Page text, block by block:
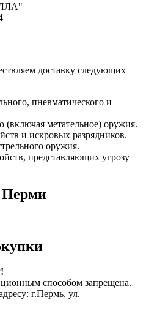
доставку следующих
пневматического и
(включая метательное) оружия.
и искровых разрядников.
оружия.
представляющих угрозу
способом запрещена.
г.Пермь, ул.